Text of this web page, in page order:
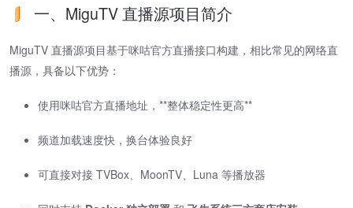
一、MiguTV 直播源项目简介
MiguTV 直播源项目基于咪咕官方直播接口构建，相比常见的网络直
播源，具备以下优势：
使用咪咕官方直播地址，**整体稳定性更高**
频道加载速度快，换台体验良好
可直接对接 TVBox、MoonTV、Luna 等播放器